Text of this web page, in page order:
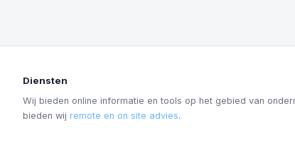
Diensten
Wij bieden online informatie en tools op het gebied van
bieden wij remote en on site advies.